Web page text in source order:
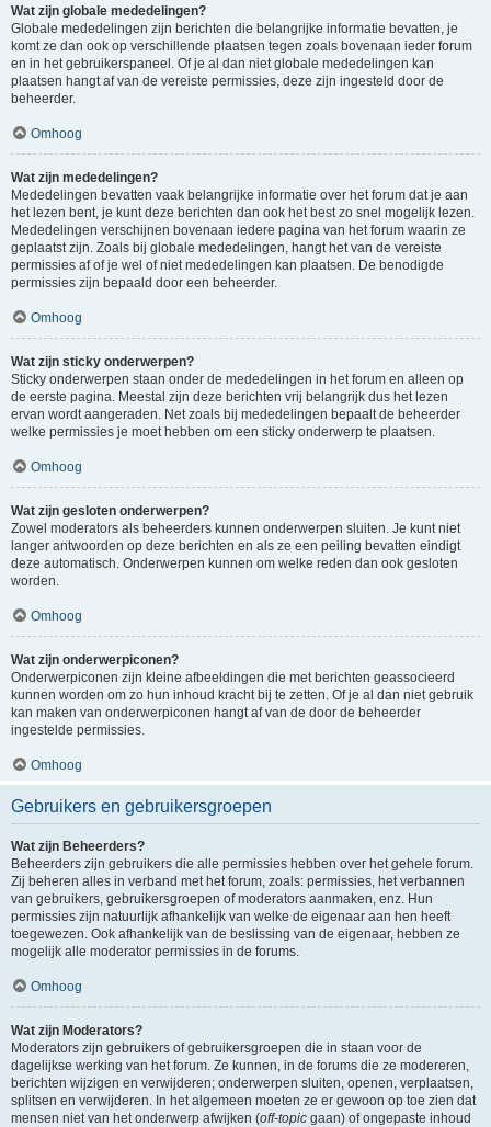
Wat zijn globale mededelingen?
Globale mededelingen zijn berichten die belangrijke informatie bevatten, je
komt ze dan ook op verschillende plaatsen tegen zoals bovenaan ieder forum
en in het gebruikerspaneel. Of je al dan niet globale mededelingen kan
plaatsen hangt af van de vereiste permissies, deze zijn ingesteld door de
beheerder.
Omhoog
Wat zijn mededelingen?
Mededelingen bevatten vaak belangrijke informatie over het forum dat je aan
het lezen bent, je kunt deze berichten dan ook het best zo snel mogelijk lezen.
Mededelingen verschijnen bovenaan iedere pagina van het forum waarin ze
geplaatst zijn. Zoals bij globale mededelingen, hangt het van de vereiste
permissies af of je wel of niet mededelingen kan plaatsen. De benodigde
permissies zijn bepaald door een beheerder.
Omhoog
Wat zijn sticky onderwerpen?
Sticky onderwerpen staan onder de mededelingen in het forum en alleen op
de eerste pagina. Meestal zijn deze berichten vrij belangrijk dus het lezen
ervan wordt aangeraden. Net zoals bij mededelingen bepaalt de beheerder
welke permissies je moet hebben om een sticky onderwerp te plaatsen.
Omhoog
Wat zijn gesloten onderwerpen?
Zowel moderators als beheerders kunnen onderwerpen sluiten. Je kunt niet
langer antwoorden op deze berichten en als ze een peiling bevatten eindigt
deze automatisch. Onderwerpen kunnen om welke reden dan ook gesloten
worden.
Omhoog
Wat zijn onderwerpiconen?
Onderwerpiconen zijn kleine afbeeldingen die met berichten geassocieerd
kunnen worden om zo hun inhoud kracht bij te zetten. Of je al dan niet gebruik
kan maken van onderwerpiconen hangt af van de door de beheerder
ingestelde permissies.
Omhoog
Gebruikers en gebruikersgroepen
Wat zijn Beheerders?
Beheerders zijn gebruikers die alle permissies hebben over het gehele forum.
Zij beheren alles in verband met het forum, zoals: permissies, het verbannen
van gebruikers, gebruikersgroepen of moderators aanmaken, enz. Hun
permissies zijn natuurlijk afhankelijk van welke de eigenaar aan hen heeft
toegewezen. Ook afhankelijk van de beslissing van de eigenaar, hebben ze
mogelijk alle moderator permissies in de forums.
Omhoog
Wat zijn Moderators?
Moderators zijn gebruikers of gebruikersgroepen die in staan voor de
dagelijkse werking van het forum. Ze kunnen, in de forums die ze modereren,
berichten wijzigen en verwijderen; onderwerpen sluiten, openen, verplaatsen,
splitsen en verwijderen. In het algemeen moeten ze er gewoon op toe zien dat
mensen niet van het onderwerp afwijken (off-topic gaan) of ongepaste inhoud